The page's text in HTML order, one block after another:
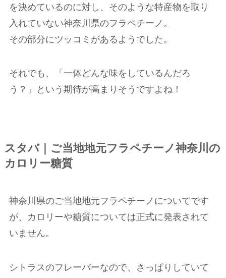
を決めているのに対し、そのような特産物を取り
入れていない神奈川県のフラペチーノ。
その部分にツッコミがあるようでした。
それでも、「一体どんな味をしているんだろ
う？」という期待が高まりそうですよね！
スタバ｜ご当地地元フラペチーノ神奈川の
カロリー糖質
神奈川県のご当地地元フラペチーノについてです
が、カロリーや糖質については正式に発表されて
いません。
シトラスのフレーバーなので、さっぱりしていて